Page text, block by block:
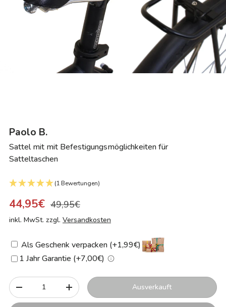
Paolo B.
Sattel mit mit Befestigungsmöglichkeiten für
Satteltaschen
(1 Bewertungen)
44,95€ 49,95€
inkl. MwSt. zzgl. Versandkosten
Als Geschenk verpacken (+1,99€)
1 Jahr Garantie (+7,00€)
Anzahl
-
+ Ausverkauft